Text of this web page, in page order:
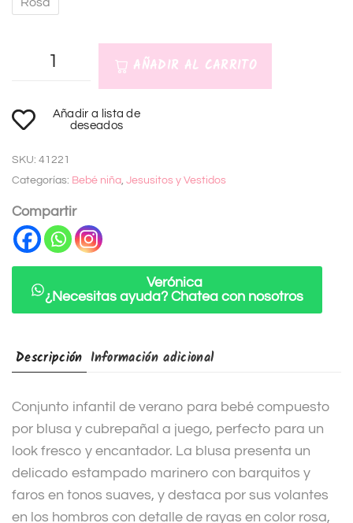
AÑADIR AL CARRITO
l
e
r
n
a
Añadir a lista de
deseados
SKU: 41221
Categorías: Bebé niña, Jesusitos y Vestidos
Compartir
Verónica
¿Necesitas ayuda? Chatea con nosotros
Descripción Información adicional
Conjunto infantil de verano para bebé compuesto
por blusa y cubrepañal a juego, perfecto para un
look fresco y encantador. La blusa presenta un
delicado estampado marinero con barquitos y
faros en tonos suaves, y destaca por sus volantes
en los hombros con detalle de rayas en color rosa,